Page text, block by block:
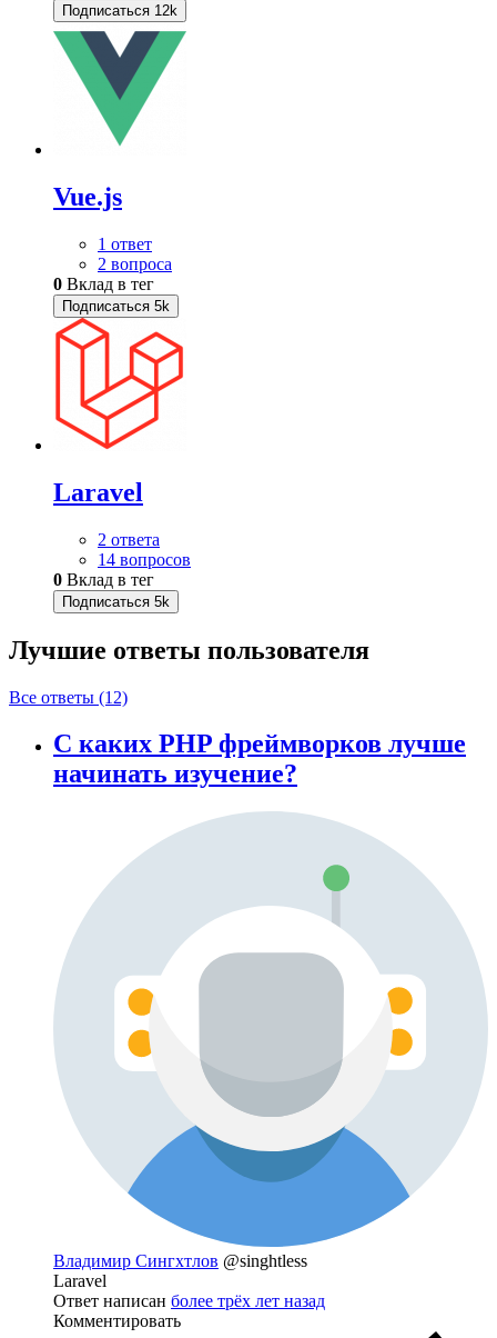
Подписаться 12k
Vue.js
1 ответ
2 вопроса
0 Вклад в тег
Подписаться 5k
Laravel
2 ответа
14 вопросов
0 Вклад в тег
Подписаться 5k
Лучшие ответы пользователя
Все ответы (12)
C каких PHP фреймворков лучше
начинать изучение?
Владимир Сингхтлов @singhtless
Laravel
Ответ написан более трёх лет назад
Комментировать